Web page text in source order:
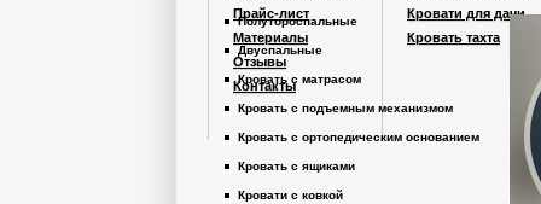
Шкафы из дерева
Комоды
Полутороспальные
Двуспальные
Кровать с матрасом
Кровать с подъемным механизмом
Кровать с ортопедическим основанием
Кровать с ящиками
Кровати с ковкой
Прайс-лист
Материалы
Отзывы
Контакты
Кровати для дачи
Кровать тахта